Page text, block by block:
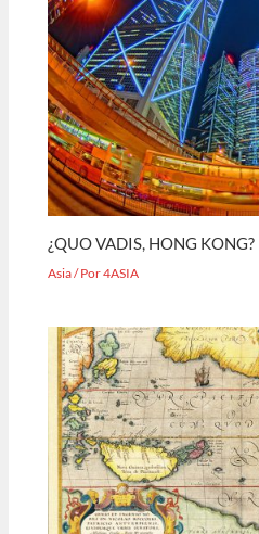
¿QUO VADIS, HONG KONG?
Asia/ Por4ASIA